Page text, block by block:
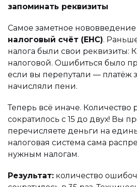
запоминать реквизиты
Самое заметное
налоговый счёт (ЕНС).
налога были свои реквизиты:
налоговой. Ошибиться было
если вы перепутали — платёж
начисляли пени.
Теперь всё иначе. Количество
сократилось с 15 до двух! Вы
перечисляете деньги на
налоговая система сама
нужным налогам.
Результат: количество